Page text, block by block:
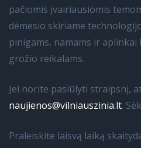
pačiomis įvairiausiomis
dėmesio skiriame
pinigams, namams ir aplinkai
grožio reikalams.
Jei norite pasiūlyti straipsnį,
naujienos@vilniauszinia.lt.
Praleiskite laisvą laiką